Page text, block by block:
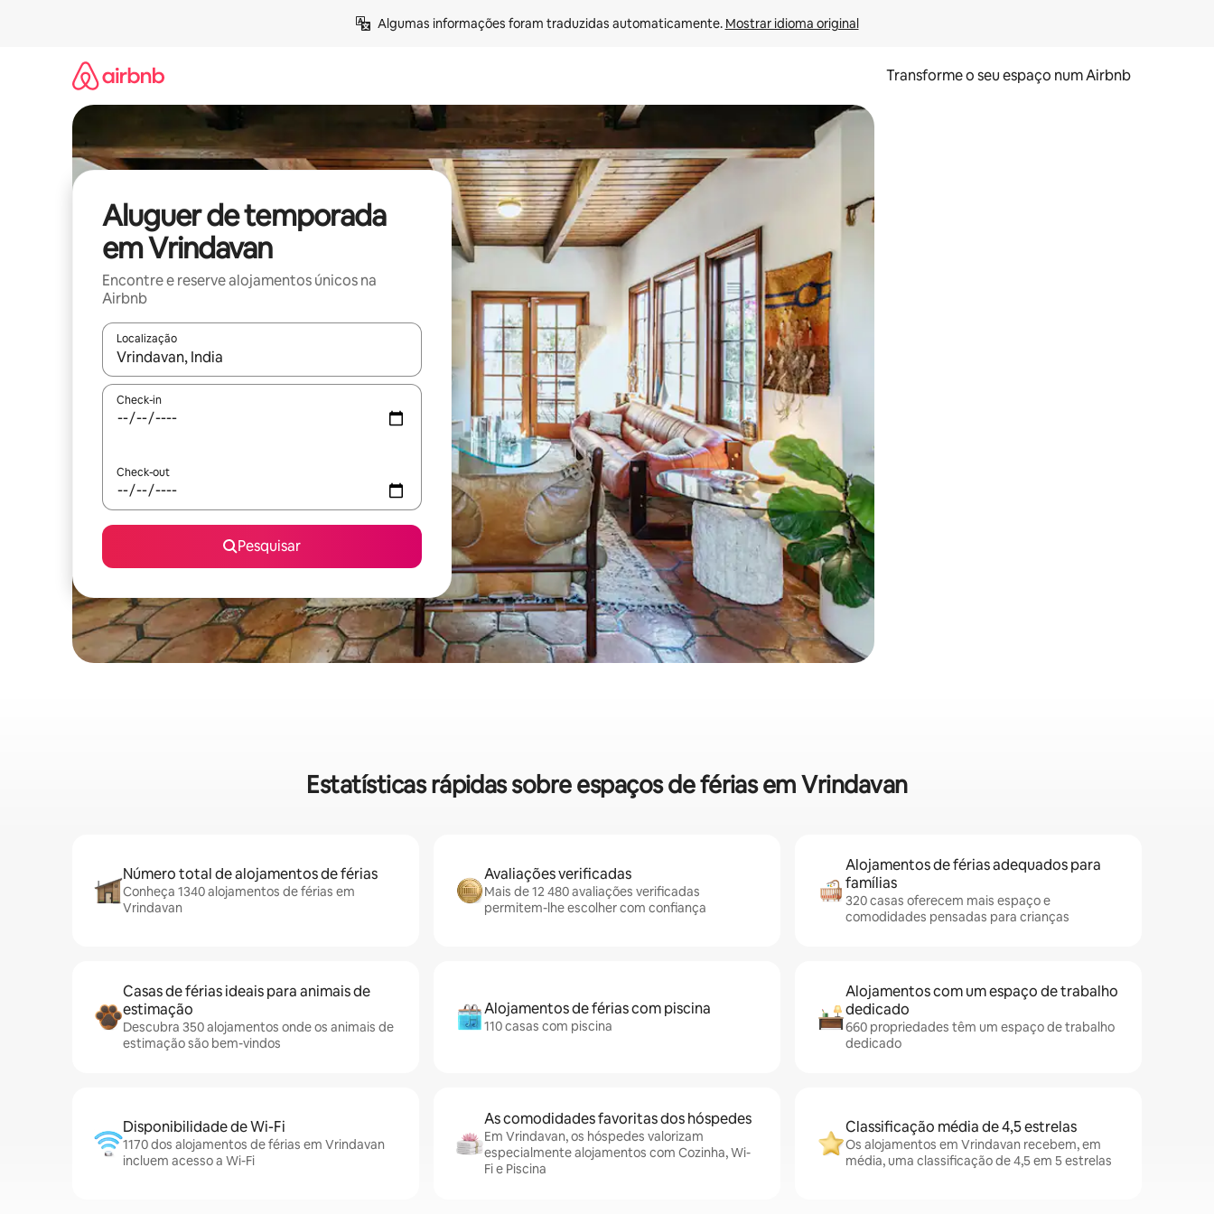
Algumas informações foram traduzidas automaticamente. Mostrar idioma original
Transforme o seu espaço num Airbnb
Aluguer de temporada
em Vrindavan
Encontre e reserve alojamentos únicos na
Airbnb
Localização
Quando os resultados estiverem disponíveis, navegue com as teclas de seta para cima e para baixo ou explore com gestos de toque ou deslize.
Check-in
Check-out
Pesquisar
Estatísticas rápidas sobre espaços de férias em Vrindavan
Número total de alojamentos de férias
Conheça 1340 alojamentos de férias em
Vrindavan
Avaliações verificadas
Mais de 12 480 avaliações verificadas
permitem-lhe escolher com confiança
Alojamentos de férias adequados para
famílias
320 casas oferecem mais espaço e
comodidades pensadas para crianças
Casas de férias ideais para animais de
estimação
Descubra 350 alojamentos onde os animais de
estimação são bem-vindos
Alojamentos de férias com piscina
110 casas com piscina
Alojamentos com um espaço de trabalho
dedicado
660 propriedades têm um espaço de trabalho
dedicado
Disponibilidade de Wi-Fi
1170 dos alojamentos de férias em Vrindavan
incluem acesso a Wi-Fi
As comodidades favoritas dos hóspedes
Em Vrindavan, os hóspedes valorizam
especialmente alojamentos com Cozinha, Wi-
Fi e Piscina
Classificação média de 4,5 estrelas
Os alojamentos em Vrindavan recebem, em
média, uma classificação de 4,5 em 5 estrelas